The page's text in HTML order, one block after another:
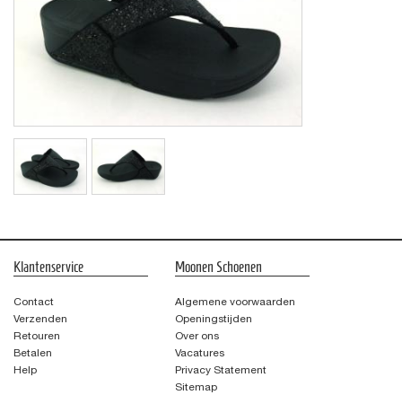
Klantenservice
Contact
Verzenden
Retouren
Betalen
Help
Moonen Schoenen
Algemene voorwaarden
Openingstijden
Over ons
Vacatures
Privacy Statement
Sitemap